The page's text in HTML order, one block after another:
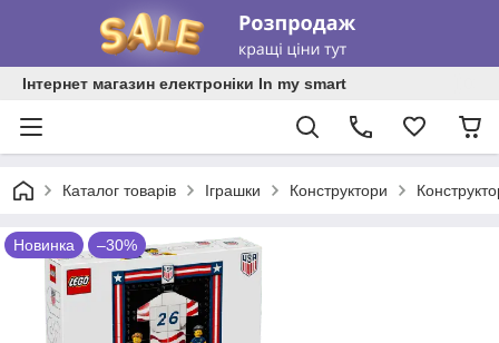
Інтернет магазин електроніки In my smart
Каталог товарів Іграшки Конструктори
Новинка –30%